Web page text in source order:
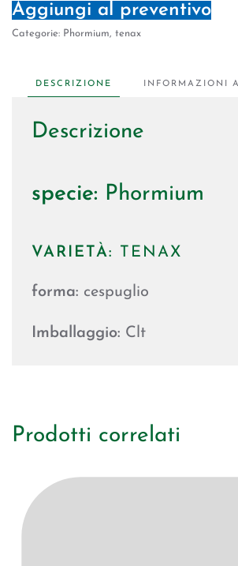
Aggiungi al preventivo
Categorie: Phormium, tenax
DESCRIZIONE INFORMAZIONI
Descrizione
specie: Phormium
VARIETÀ: TENAX
forma: cespuglio
Imballaggio: Clt
Prodotti correlati